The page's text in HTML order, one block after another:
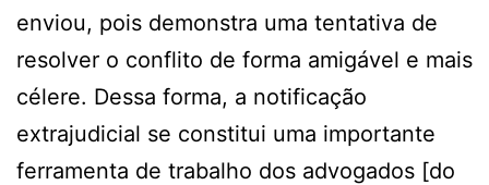
enviou, pois demonstra uma tentativa de
resolver o conflito de forma amigável e mais
célere. Dessa forma, a notificação
extrajudicial se constitui uma importante
ferramenta de trabalho dos advogados [do